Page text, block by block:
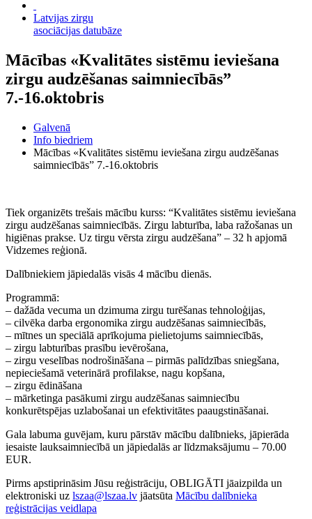
Latvijas zirgu
asociācijas datubāze
Mācības «Kvalitātes sistēmu ieviešana
zirgu audzēšanas saimniecībās”
7.-16.oktobris
Galvenā
Info biedriem
Mācības «Kvalitātes sistēmu ieviešana zirgu audzēšanas
saimniecībās” 7.-16.oktobris
Tiek organizēts trešais mācību kurss: “Kvalitātes sistēmu ieviešana
zirgu audzēšanas saimniecībās. Zirgu labturība, laba ražošanas un
higiēnas prakse. Uz tirgu vērsta zirgu audzēšana” – 32 h apjomā
Vidzemes reģionā.
Dalībniekiem jāpiedalās visās 4 mācību dienās.
Programmā:
– dažāda vecuma un dzimuma zirgu turēšanas tehnoloģijas,
– cilvēka darba ergonomika zirgu audzēšanas saimniecībās,
– mītnes un speciālā aprīkojuma pielietojums saimniecībās,
– zirgu labturības prasību ievērošana,
– zirgu veselības nodrošināšana – pirmās palīdzības sniegšana,
nepieciešamā veterinārā profilakse, nagu kopšana,
– zirgu ēdināšana
– mārketinga pasākumi zirgu audzēšanas saimniecību
konkurētspējas uzlabošanai un efektivitātes paaugstināšanai.
Gala labuma guvējam, kuru pārstāv mācību dalībnieks, jāpierāda
iesaiste lauksaimniecībā un jāpiedalās ar līdzmaksājumu – 70.00
EUR.
Pirms apstiprināsim Jūsu reģistrāciju, OBLIGĀTI jāaizpilda un
elektroniski uz lszaa@lszaa.lv jāatsūta Mācību dalībnieka
reģistrācijas veidlapa